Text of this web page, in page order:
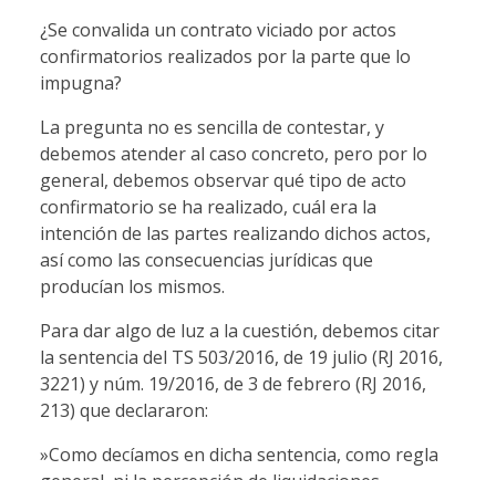
¿Se convalida un contrato viciado por actos
confirmatorios realizados por la parte que lo
impugna?
La pregunta no es sencilla de contestar, y
debemos atender al caso concreto, pero por lo
general, debemos observar qué tipo de acto
confirmatorio se ha realizado, cuál era la
intención de las partes realizando dichos actos,
así como las consecuencias jurídicas que
producían los mismos.
Para dar algo de luz a la cuestión, debemos citar
la sentencia del TS 503/2016, de 19 julio (RJ 2016,
3221) y núm. 19/2016, de 3 de febrero (RJ 2016,
213) que declararon:
»Como decíamos en dicha sentencia, como regla